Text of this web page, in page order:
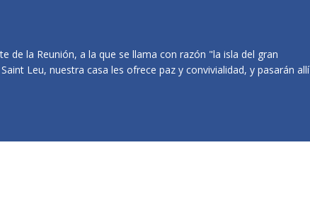
de la Reunión, a la que se llama con razón "la isla del gran
Leu, nuestra casa les ofrece paz y convivialidad, y pasarán allí